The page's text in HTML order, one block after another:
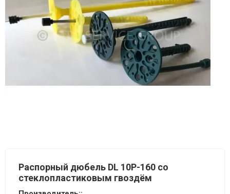
Распорный дюбель DL 10Р-160 со
стеклопластиковым гвоздём